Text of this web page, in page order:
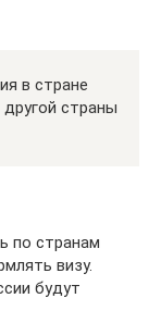
в стране
страны
по странам
визу.
будут